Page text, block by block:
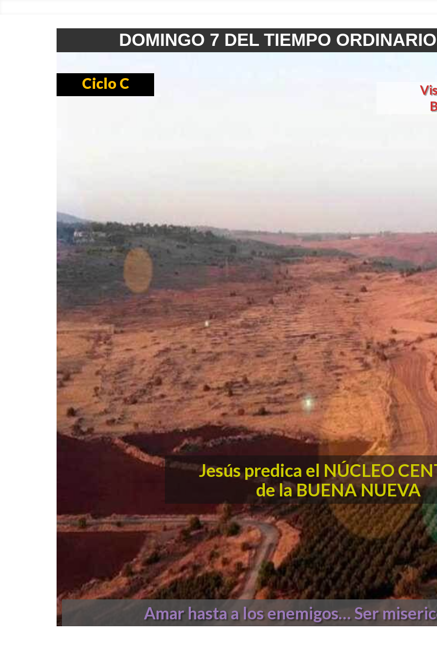
DOMINGO 7 DEL TIEMPO
Ciclo C
Jesús predica el NÚCLEO
de la BUENA NUEVA
Amar hasta a los enemigos… Ser